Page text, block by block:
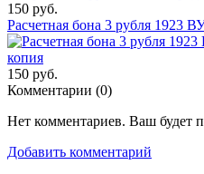
150 руб.
Расчетная бона 3 рубля 1923
150 руб.
Комментарии (0)
Нет комментариев. Ваш будет
Добавить комментарий